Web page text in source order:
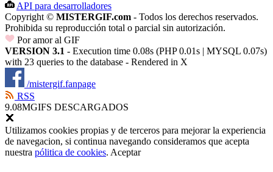
API para desarrolladores
Copyright © MISTERGIF.com - Todos los derechos reservados.
Prohibida su reproducción total o parcial sin autorización.
Por amor al GIF
VERSION 3.1 - Execution time 0.08s (PHP 0.01s | MYSQL 0.07s)
with 23 queries to the database - Rendered in X
/mistergif.fanpage
RSS
9.08MGIFS DESCARGADOS
Utilizamos cookies propias y de terceros para mejorar la experiencia
de navegacion, si continua navegando consideramos que acepta
nuestra pólitica de cookies. Aceptar